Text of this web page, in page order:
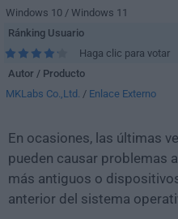
Windows 10 / Windows 11
Ránking Usuario
Haga clic para votar
Autor / Producto
MKLabs Co.,Ltd. / Enlace Externo
En ocasiones, las últimas
pueden causar problemas
más antiguos o
anterior del sistema